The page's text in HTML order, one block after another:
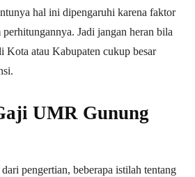
hal ini dipengaruhi karena faktor
Jadi jangan heran bila
Kota atau Kabupaten cukup besar
UMR Gunung
pengertian, beberapa istilah tentang